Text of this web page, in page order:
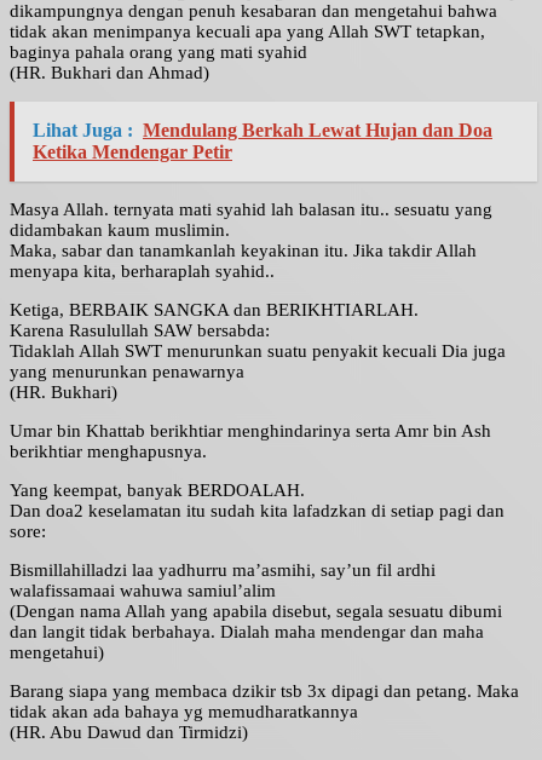
dikampungnya dengan penuh kesabaran dan mengetahui bahwa
tidak akan menimpanya kecuali apa yang Allah SWT tetapkan,
baginya pahala orang yang mati syahid
(HR. Bukhari dan Ahmad)
Lihat Juga : Mendulang Berkah Lewat Hujan dan Doa
Ketika Mendengar Petir
Masya Allah. ternyata mati syahid lah balasan itu.. sesuatu yang
didambakan kaum muslimin.
Maka, sabar dan tanamkanlah keyakinan itu. Jika takdir Allah
menyapa kita, berharaplah syahid..
Ketiga, BERBAIK SANGKA dan BERIKHTIARLAH.
Karena Rasulullah SAW bersabda:
Tidaklah Allah SWT menurunkan suatu penyakit kecuali Dia juga
yang menurunkan penawarnya
(HR. Bukhari)
Umar bin Khattab berikhtiar menghindarinya serta Amr bin Ash
berikhtiar menghapusnya.
Yang keempat, banyak BERDOALAH.
Dan doa2 keselamatan itu sudah kita lafadzkan di setiap pagi dan
sore:
Bismillahilladzi laa yadhurru ma’asmihi, say’un fil ardhi
walafissamaai wahuwa samiul’alim
(Dengan nama Allah yang apabila disebut, segala sesuatu dibumi
dan langit tidak berbahaya. Dialah maha mendengar dan maha
mengetahui)
Barang siapa yang membaca dzikir tsb 3x dipagi dan petang. Maka
tidak akan ada bahaya yg memudharatkannya
(HR. Abu Dawud dan Tirmidzi)